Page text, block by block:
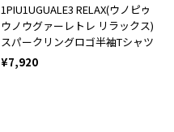
1PIU1UGUALE3 RELAX(ウノピゥ
ウノウグァーレトレ リラックス)
スパークリングロゴ半袖Tシャツ
¥7,920